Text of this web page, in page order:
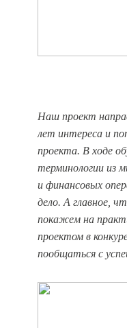
Наш проект
лет интереса и
проекта. В ходе
терминологии из
и финансовых
дело. А главное,
покажем на
проектом в
пообщаться с